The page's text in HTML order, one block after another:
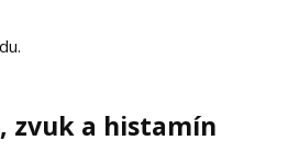
zvuk a histamín